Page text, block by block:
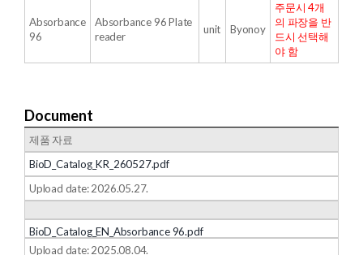
Absorbance
96
Absorbance 96 Plate
reader
unit Byonoy
주문시 4개
의 파장을 반
드시 선택해
야 함
Document
제품 자료
BioD_Catalog_KR_260527.pdf
Upload date: 2026.05.27.
BioD_Catalog_EN_Absorbance 96.pdf
Upload date: 2025.08.04.